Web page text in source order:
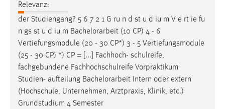
Relevanz:
der Studiengang? 5 6 7 2 1 G ru n d st u d iu m V e rt ie fu
n gs st u d iu m Bachelorarbeit (10 CP) 4 - 6
Vertiefungsmodule (20 - 30 CP*) 3 - 5 Vertiefungsmodule
(25 - 30 CP) *) CP = [...] Fachhoch- schulreife,
fachgebundene Fachhochschulreife Vorpraktikum
Studien- aufteilung Bachelorarbeit Intern oder extern
(Hochschule, Unternehmen, Arztpraxis, Klinik, etc.)
Grundstudium 4 Semester
Das Cookie speichert die gewählte Sprache der Website.
Cookie Laufzeit:
Chat
Name: